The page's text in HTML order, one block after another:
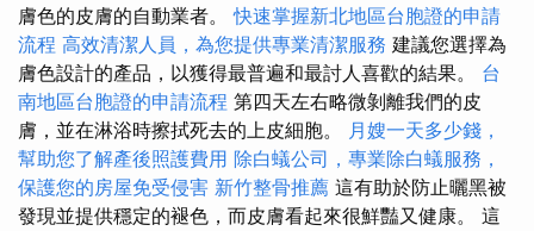
膚色的皮膚的自動業者。快速掌握新北地區台胞證的申請
流程 高效清潔人員，為您提供專業清潔服務 建議您選擇為
膚色設計的產品，以獲得最普遍和最討人喜歡的結果。 台
南地區台胞證的申請流程 第四天左右略微剝離我們的皮
膚，並在淋浴時擦拭死去的上皮細胞。 月嫂一天多少錢，
幫助您了解產後照護費用 除白蟻公司，專業除白蟻服務，
保護您的房屋免受侵害 新竹整骨推薦 這有助於防止曬黑被
發現並提供穩定的褪色，而皮膚看起來很鮮豔又健康。 這